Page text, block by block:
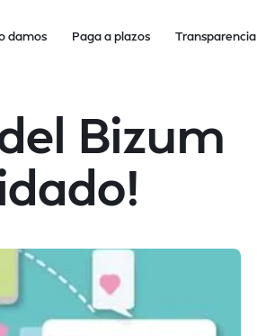
damos Paga a plazos Transparencia
Bizum